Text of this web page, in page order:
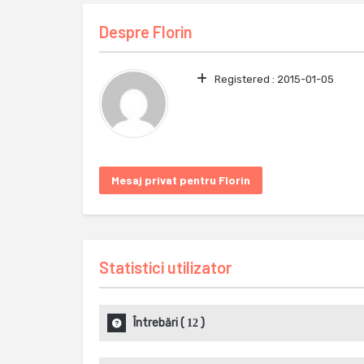
Despre Florin
Registered : 2015-01-05
Mesaj privat pentru Florin
Statistici utilizator
Întrebări( 12 )